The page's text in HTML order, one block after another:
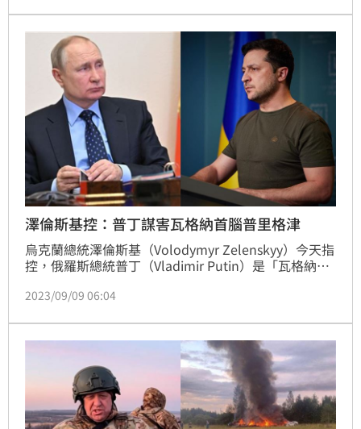
斯掌控，未來最有可能成為新領導者的人選，應該是長
年在非洲管理瓦格納商業帝國的塞蒂（Dmitrii
Sytyi）。
澤倫斯基控：普丁謀害瓦格納首腦普里格津
烏克蘭總統澤倫斯基（Volodymyr Zelenskyy）今天指
控，俄羅斯總統普丁（Vladimir Putin）是「瓦格納集
Prigozhin）上月墜機身亡的幕後黑手。
2023/09/09 06:04